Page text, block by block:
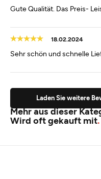
Gute Qualität. Das Preis-
18.02.2024
Sehr schön und schnelle
Laden Sie weitere
Mehr aus dieser
Wird oft gekauft mit